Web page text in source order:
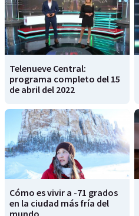
Telenueve Central:
programa completo del 15
de abril del 2022
Cómo es vivir a -71 grados
en la ciudad más fría del
mundo